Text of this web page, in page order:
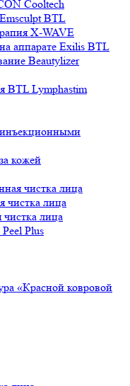
Cooltech
BTL
X-WAVE
аппарате Exilis BTL
Beautylizer
BTL Lymphastim
кожей
чистка лица
чистка лица
лица
Plus
«Красной ковровой